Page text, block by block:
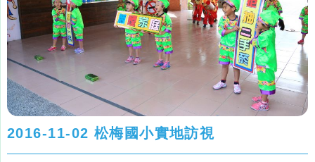
2016-11-02 松梅國小實地訪視